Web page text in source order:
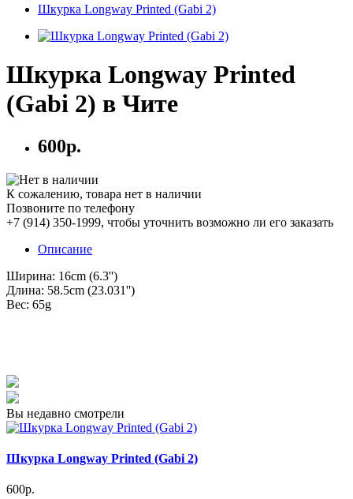
Шкурка Longway Printed (Gabi 2)
Шкурка Longway Printed
(Gabi 2) в Чите
600р.
К сожалению, товара нет в наличии
Позвоните по телефону
+7 (914) 350-1999, чтобы уточнить возможно ли его заказать
Описание
Ширина: 16cm (6.3'')
Длина: 58.5cm (23.031'')
Вес: 65g
Вы недавно смотрели
Шкурка Longway Printed (Gabi 2)
600р.